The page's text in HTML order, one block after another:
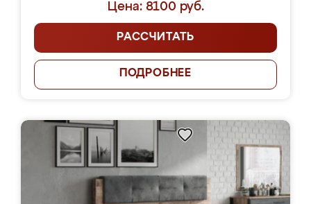
Цена: 8100 руб.
РАССЧИТАТЬ
ПОДРОБНЕЕ